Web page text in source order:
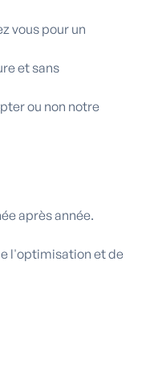
vous pour un
et sans
ou non notre
après année.
l'optimisation et de